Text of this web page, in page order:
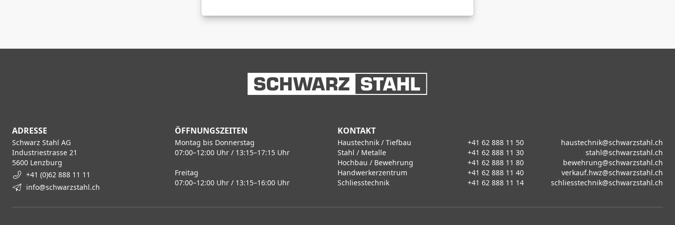
ADRESSE
Schwarz Stahl AG
Industriestrasse 21
5600 Lenzburg
+41 (0)62 888 11 11
info@schwarzstahl.ch
ÖFFNUNGSZEITEN
Montag bis Donnerstag
07:00–12:00 Uhr / 13:15–17:15 Uhr
Freitag
07:00–12:00 Uhr / 13:15–16:00 Uhr
KONTAKT
Haustechnik / Tiefbau +41 62 888 11 50
haustechnik@schwarzstahl.ch
Stahl / Metalle
+41 62 888 11 30
stahl@schwarzstahl.ch
Hochbau / Bewehrung
+41 62 888 11 80
bewehrung@schwarzstahl.ch
Handwerkerzentrum
+41 62 888 11 40
verkauf.hwz@schwarzstahl.ch
Schliesstechnik
+41 62 888 11 14 schliesstechnik@schwarzstahl.ch